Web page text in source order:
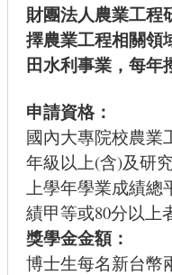
財團法人農業工程
擇農業工程相關領
田水利事業，每年
申請資格：
國內大專院校農業
年級以上(含)及研
上學年學業成績
績甲等或80分以上
獎學金金額：
博士生每名新台幣